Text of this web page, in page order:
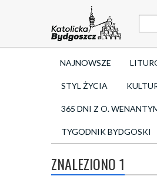
NAJNOWSZE
STYL ŻYCIA
365 DNI Z O.
TYGODNIK BYDGOSKI
ZNALEZIONO 1